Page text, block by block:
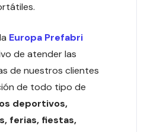
Europa Prefabri
de atender las
de nuestros clientes
de todo tipo de
deportivos,
ferias, fiestas,